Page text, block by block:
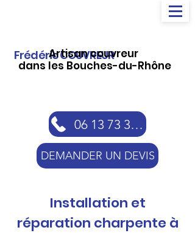
Frédéric COUVREUR
Artisan couvreur
dans les Bouches-du-Rhône
06 13 73 30 46
DEMANDER UN DEVIS
Installation et
réparation charpente à